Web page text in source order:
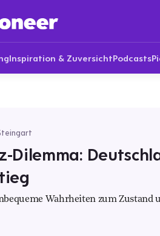
Inspiration & ZuversichtPodcasts
Dilemma:
Wahrheiten zum Zustand